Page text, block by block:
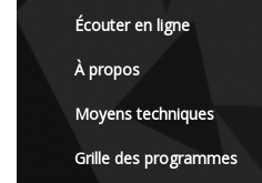
Écouter en ligne
À propos
Moyens techniques
Grille des programmes